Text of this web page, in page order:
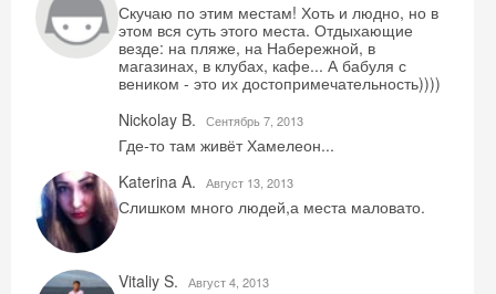
Скучаю по этим местам! Хоть и людно, но в
этом вся суть этого места. Отдыхающие
везде: на пляже, на Набережной, в
магазинах, в клубах, кафе... А бабуля с
веником - это их достопримечательность))))
Nickolay B.
Сентябрь 7, 2013
Где-то там живёт Хамелеон...
Katerina A.
Август 13, 2013
Слишком много людей,а места маловато.
Vitaliy S. Август 4, 2013